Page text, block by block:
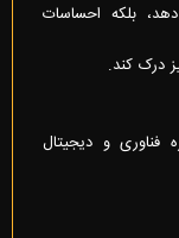
بلکه احساسات
درک کند.
فناوری و دیجیتال